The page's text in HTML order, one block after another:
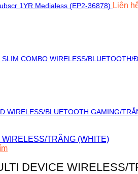
1YR Medialess (EP2-36878) Liên
COMBO WIRELESS/BLUETOOTH/
WIRELESS/BLUETOOTH GAMING/
DEVICE WIRELESS/